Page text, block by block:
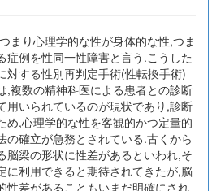
まり心理学的な性が身体的な性,つま
症例を性同一性障害と言う.こうした
対する性別再判定手術(性転換手術)
,複数の精神科医による患者との診断
用いられているのが現状であり,診断
め,心理学的な性を客観的かつ定量的
の確立が急務とされている.古くから
脳梁の形状に性差があるといわれ,そ
に利用できると期待されてきたが,脳
性差があることもいまだ明確にされ